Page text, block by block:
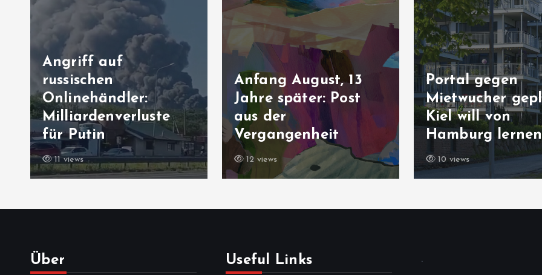
Anfang August, 13
Jahre später: Post
aus der
Vergangenheit
12 views
Portal gegen
Mietwucher geplant:
Kiel will von
Hamburg lernen
10 views
Niedrigwasser
Mittel- und
Osteuropa:
Stromkrise mit
Ansage
13 views
Über Useful Links .